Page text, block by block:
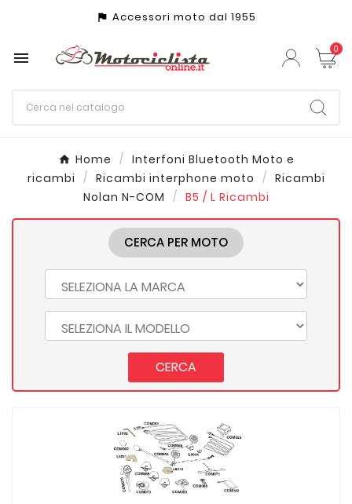
assistant_photo Accessori moto dal 1955
 0
Home
Interfoni Bluetooth Moto e
ricambi
Ricambi interphone moto
Ricambi
Nolan N-COM
B5 / L Ricambi
CERCA PER MOTO
CERCA